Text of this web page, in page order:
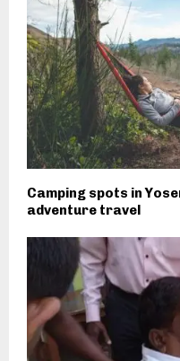
Camping spots in
adventure travel